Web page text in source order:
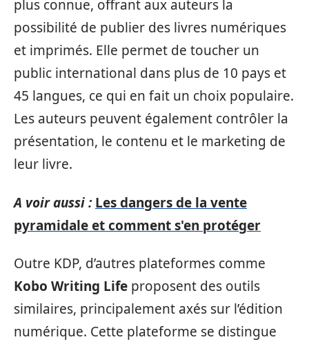
plus connue, offrant aux auteurs la
possibilité de publier des livres numériques
et imprimés. Elle permet de toucher un
public international dans plus de 10 pays et
45 langues, ce qui en fait un choix populaire.
Les auteurs peuvent également contrôler la
présentation, le contenu et le marketing de
leur livre.
A voir aussi : Les dangers de la vente
pyramidale et comment s'en protéger
Outre KDP, d’autres plateformes comme
Kobo Writing Life proposent des outils
similaires, principalement axés sur l’édition
numérique. Cette plateforme se distingue